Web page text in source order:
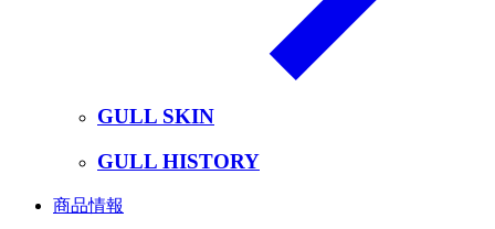
GULL SKIN
GULL HISTORY
商品情報